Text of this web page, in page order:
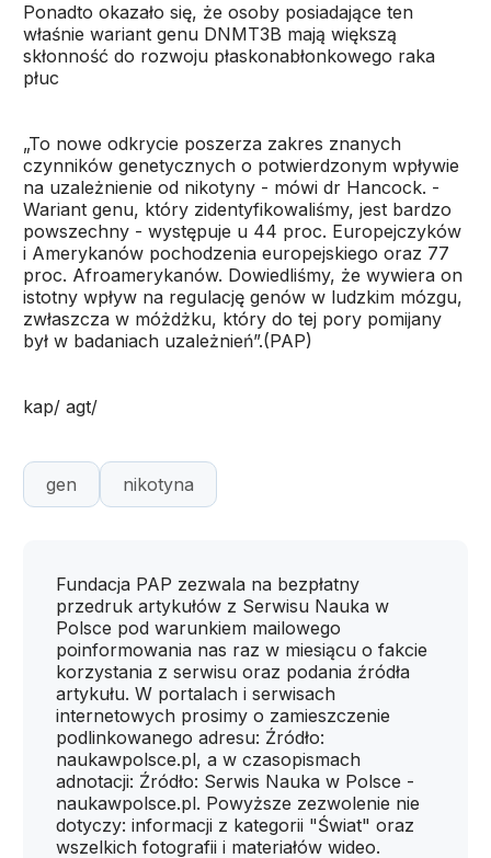
Ponadto okazało się, że osoby posiadające ten
właśnie wariant genu DNMT3B mają większą
skłonność do rozwoju płaskonabłonkowego raka
płuc
„To nowe odkrycie poszerza zakres znanych
czynników genetycznych o potwierdzonym wpływie
na uzależnienie od nikotyny - mówi dr Hancock. -
Wariant genu, który zidentyfikowaliśmy, jest bardzo
powszechny - występuje u 44 proc. Europejczyków
i Amerykanów pochodzenia europejskiego oraz 77
proc. Afroamerykanów. Dowiedliśmy, że wywiera on
istotny wpływ na regulację genów w ludzkim mózgu,
zwłaszcza w móżdżku, który do tej pory pomijany
był w badaniach uzależnień”.(PAP)
kap/ agt/
gen nikotyna
Fundacja PAP zezwala na bezpłatny
przedruk artykułów z Serwisu Nauka w
Polsce pod warunkiem mailowego
poinformowania nas raz w miesiącu o fakcie
korzystania z serwisu oraz podania źródła
artykułu. W portalach i serwisach
internetowych prosimy o zamieszczenie
podlinkowanego adresu: Źródło:
naukawpolsce.pl, a w czasopismach
adnotacji: Źródło: Serwis Nauka w Polsce -
naukawpolsce.pl. Powyższe zezwolenie nie
dotyczy: informacji z kategorii "Świat" oraz
wszelkich fotografii i materiałów wideo.